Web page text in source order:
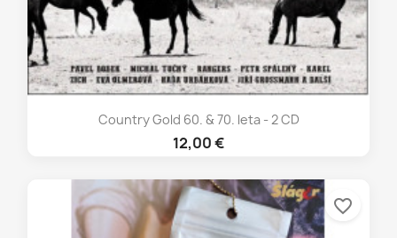
Country Gold 60. & 70. leta - 2 CD
12,00 €
favorite_border